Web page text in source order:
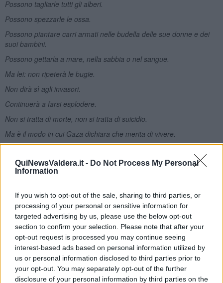
QuiNewsValdera.it - Do Not Process My Personal
Information
If you wish to opt-out of the sale, sharing to third parties, or
processing of your personal or sensitive information for
targeted advertising by us, please use the below opt-out
section to confirm your selection. Please note that after your
opt-out request is processed you may continue seeing
interest-based ads based on personal information utilized by
us or personal information disclosed to third parties prior to
your opt-out. You may separately opt-out of the further
disclosure of your personal information by third parties on the
Possono tagliarle tutti gli alberi.
Possono spezzarle le ossa.
Possono piantare carri armati nelle budella delle sue donne e dei
suoi bambini.
Possono gettarla a mare, nella sabbia o nel sangue.
Ma lei: non ripeterà le bugie.
Non dirà sì agli invasori.
Continuerà a farsi esplodere.
Non si tratta di morte, non si tratta di suicidio.
Ma è il modo in cui Gaza dichiara che merita di vivere.
dell’OLP e del conseguente fallimento degli Accordi di Oslo (che
così lasciava spazio all’ascesa dei collusi Hamas e Netanyahu)
Chi non rompe le scatole
O non vede come la scimmia si aggira furtiva,
Venga nello Stato di Abbas.
Uno Stato ormai addomesticato
dove non c’è autorità nell’“Autorità”
Se un ladro non si presenta in tribunale